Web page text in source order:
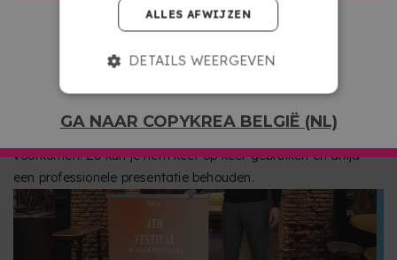
GA NAAR COPYKREA BELGIË (NL)
RECLAME-ROLL UP: TREK DE AANDACHT, ROL OP
Deze Roll up is ontworpen om bij elk gebruik een verzorgder
en duurzamer beeld te bieden. Het oprolsysteem
beschermt de afbeelding door deze in de voet op te
bergen, waardoor schade tijdens het transport wordt
voorkomen. Zo kun je hem keer op keer gebruiken en altijd
een professionele presentatie behouden.
ALLES AFWIJZEN
DETAILS WEERGEVEN